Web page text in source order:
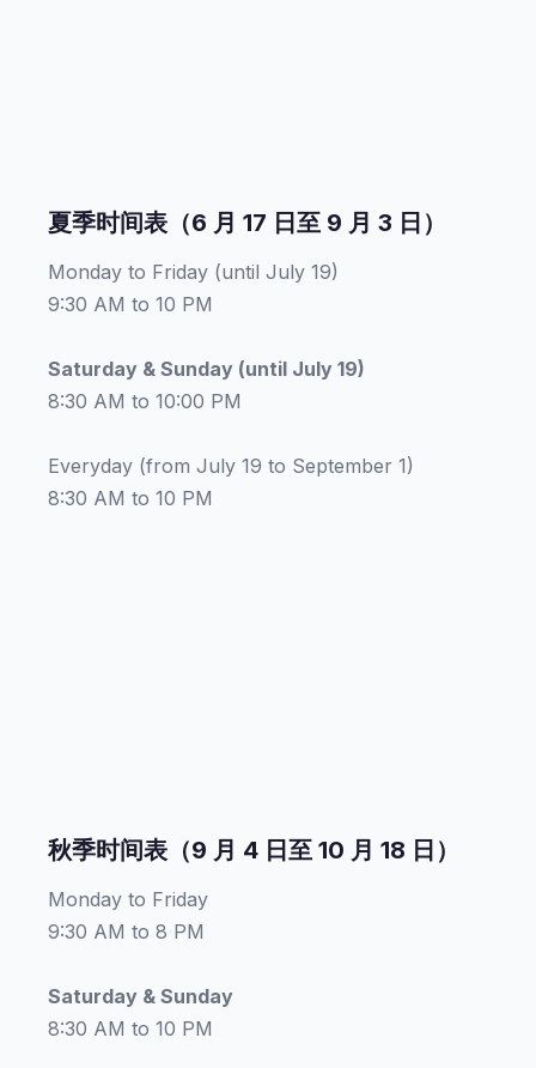
夏季时间表（6 月 17 日至 9 月 3 日）
Monday to Friday (until July 19)
9:30 AM to 10 PM
Saturday & Sunday (until July 19)
8:30 AM to 10:00 PM
Everyday (from July 19 to September 1)
8:30 AM to 10 PM
秋季时间表（9 月 4 日至 10 月 18 日）
Monday to Friday
9:30 AM to 8 PM
Saturday & Sunday
8:30 AM to 10 PM